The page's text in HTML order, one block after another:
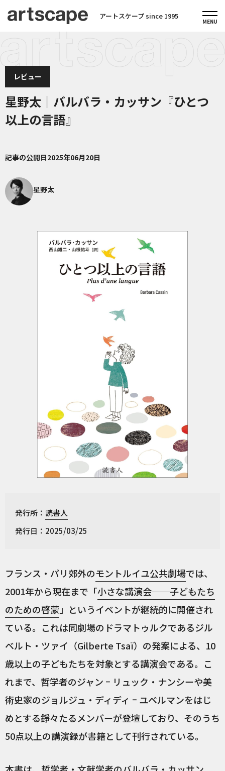
アートスケープ since 1995
レビュー
星野太｜バルバラ・カッサン『ひとつ
以上の言語』
記事の公開日2025年06月20日
星野太
発行所： 読書人
発行日：2025/03/25
フランス・パリ郊外のモントルイユ公共劇場では、
2001年から現在まで「小さな講演会──子どもたち
のための啓蒙」というイベントが継続的に開催され
ている。これは同劇場のドラマトゥルクであるジル
ベルト・ツァイ（Gilberte Tsaï）の発案による、10
歳以上の子どもたちを対象とする講演会である。こ
れまで、哲学者のジャン゠リュック・ナンシーや美
術史家のジョルジュ・ディディ゠ユベルマンをはじ
めとする錚々たるメンバーが登壇しており、そのうち
50点以上の講演録が書籍として刊行されている。